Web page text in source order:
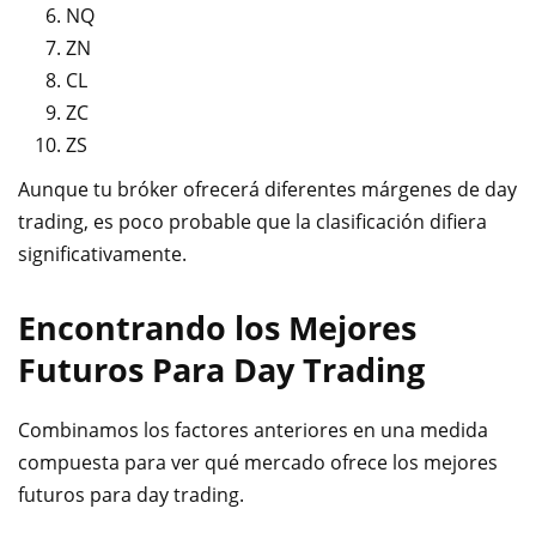
NQ
ZN
CL
ZC
ZS
Aunque tu bróker ofrecerá diferentes márgenes de day
trading, es poco probable que la clasificación difiera
significativamente.
Encontrando los Mejores
Futuros Para Day Trading
Combinamos los factores anteriores en una medida
compuesta para ver qué mercado ofrece los mejores
futuros para day trading.